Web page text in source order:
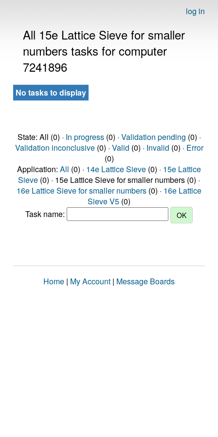
log in
All 15e Lattice Sieve for smaller
numbers tasks for computer
7241896
No tasks to display
State: All (0) · In progress(0) · Validation pending (0) ·
Validation inconclusive(0) · Valid (0) · Invalid (0) · Error
(0)
Application: All (0) · 14e Lattice Sieve (0) · 15e Lattice
Sieve (0) · 15e Lattice Sieve for smaller numbers (0) ·
16e Lattice Sieve for smaller numbers (0) · 16e Lattice
Sieve V5 (0)
Task name:
Home | My Account | Message Boards